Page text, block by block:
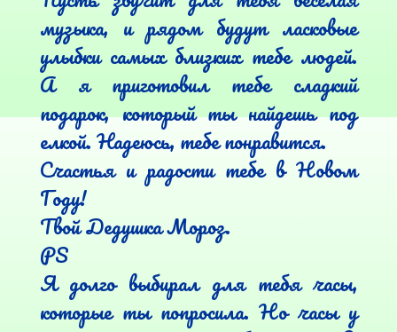
музыка, и рядом будут ласковые
улыбки самых близких тебе людей.
А я приготовил тебе сладкий
подарок, который ты найдешь под
елкой. Надеюсь, тебе понравится.
Счастья и радости тебе в Новом
Году!
Твой Дедушка Мороз.
PS
Я долго выбирал для тебя часы,
которые ты попросила. Но часы у